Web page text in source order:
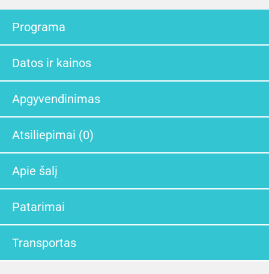
Programa
Datos ir kainos
Apgyvendinimas
Atsiliepimai (0)
Apie šalį
Patarimai
Transportas